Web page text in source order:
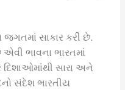
સાકાર કરી છે.
ભાવના ભારતમાં
સારા અને
સંદેશ ભારતીય